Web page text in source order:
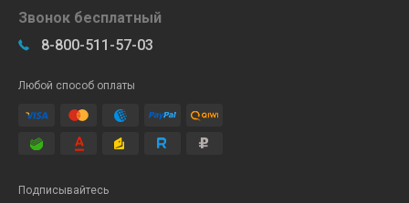
Звонок бесплатный
8-800-511-57-03
Любой способ оплаты
Подписывайтесь